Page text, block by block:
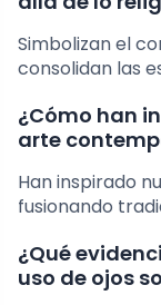
Simbolizan el
consolidan las
¿Cómo han
arte
Han inspirado
fusionando
¿Qué
uso de ojos